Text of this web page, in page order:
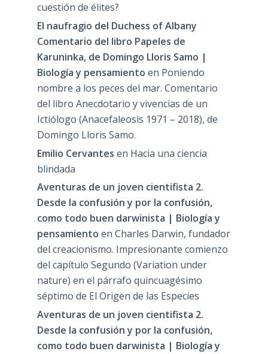
cuestión de élites?
El naufragio del Duchess of Albany
Comentario del libro Papeles de
Karuninka, de Domingo Lloris Samo |
Biología y pensamiento en Poniendo
nombre a los peces del mar. Comentario
del libro Anecdotario y vivencias de un
Ictiólogo (Anacefaleosis 1971 – 2018), de
Domingo Lloris Samo.
Emilio Cervantes en Hacia una ciencia
blindada
Aventuras de un joven cientifista 2.
Desde la confusión y por la confusión,
como todo buen darwinista | Biología y
pensamiento en Charles Darwin, fundador
del creacionismo. Impresionante comienzo
del capítulo Segundo (Variation under
nature) en el párrafo quincuagésimo
séptimo de El Origen de las Especies
Aventuras de un joven cientifista 2.
Desde la confusión y por la confusión,
como todo buen darwinista | Biología y